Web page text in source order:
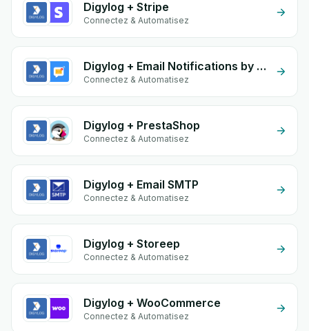
Digylog + Stripe
Connectez & Automatisez
Digylog + Email Notifications by eGrow
Connectez & Automatisez
Digylog + PrestaShop
Connectez & Automatisez
Digylog + Email SMTP
Connectez & Automatisez
Digylog + Storeep
Connectez & Automatisez
Digylog + WooCommerce
Connectez & Automatisez